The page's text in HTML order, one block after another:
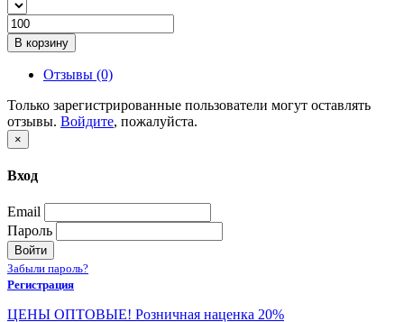
В корзину
Отзывы (0)
Только зарегистрированные пользователи могут оставлять
отзывы. Войдите, пожалуйста.
×
Вход
Email
Пароль
Войти
Забыли пароль?
Регистрация
ЦЕНЫ ОПТОВЫЕ! Розничная наценка 20%